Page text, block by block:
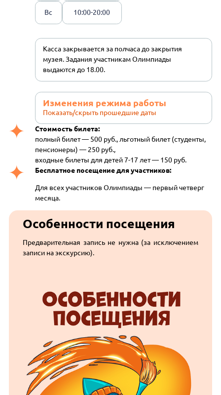
Вс 10:00-20:00
Касса закрывается за полчаса до закрытия
музея. Задания участникам Олимпиады
выдаются до 18.00.
Изменения режима работы
Показать/скрыть прошедшие даты
Стоимость билета:
полный билет — 500 руб., льготный билет (студенты,
пенсионеры) — 250 руб.,
входные билеты для детей 7-17 лет — 150 руб.
Бесплатное посещение для участников:
Для всех участников Олимпиады — первый четверг
месяца.
Особенности посещения
Предварительная запись не нужна (за исключением
записи на экскурсию).